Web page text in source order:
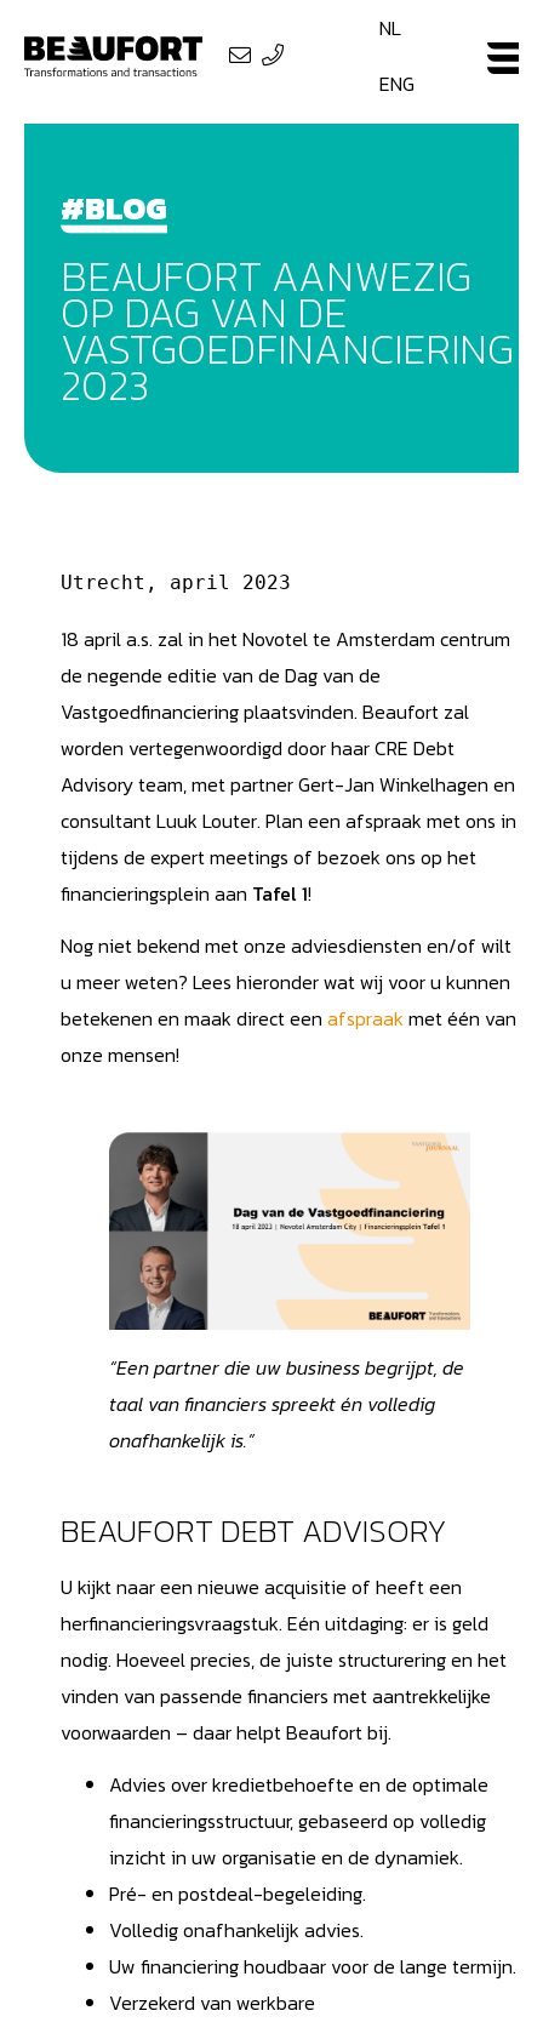
NL
ENG
#BLOG
BEAUFORT AANWEZIG
OP DAG VAN DE
VASTGOEDFINANCIERING
2023
Utrecht, april 2023
18 april a.s. zal in het Novotel te Amsterdam centrum
de negende editie van de Dag van de
Vastgoedfinanciering plaatsvinden. Beaufort zal
worden vertegenwoordigd door haar CRE Debt
Advisory team, met partner Gert-Jan Winkelhagen en
consultant Luuk Louter. Plan een afspraak met ons in
tijdens de expert meetings of bezoek ons op het
financieringsplein aan Tafel 1!
Nog niet bekend met onze adviesdiensten en/of wilt
u meer weten? Lees hieronder wat wij voor u kunnen
betekenen en maak direct een afspraak met één van
onze mensen!
“Een partner die uw business begrijpt, de
taal van financiers spreekt én volledig
onafhankelijk is.”
BEAUFORT DEBT ADVISORY
U kijkt naar een nieuwe acquisitie of heeft een
herfinancieringsvraagstuk. Eén uitdaging: er is geld
nodig. Hoeveel precies, de juiste structurering en het
vinden van passende financiers met aantrekkelijke
voorwaarden – daar helpt Beaufort bij.
Advies over kredietbehoefte en de optimale
financieringsstructuur, gebaseerd op volledig
inzicht in uw organisatie en de dynamiek.
Pré- en postdeal-begeleiding.
Volledig onafhankelijk advies.
Uw financiering houdbaar voor de lange termijn.
Verzekerd van werkbare